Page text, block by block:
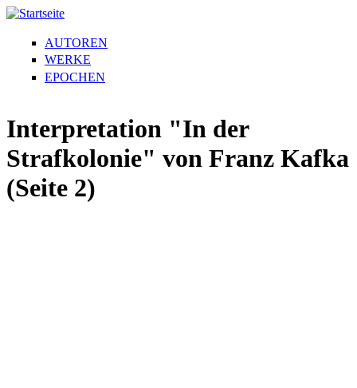
AUTOREN
WERKE
EPOCHEN
Interpretation "In der
Strafkolonie" von Franz Kafka
(Seite 2)